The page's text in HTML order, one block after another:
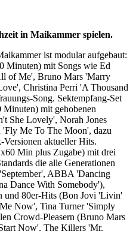
in Maikammer spielen.
ist modular aufgebaut:
Minuten) mit Songs wie Ed
of Me', Bruno Mars 'Marry
Christina Perri 'A Thousand
Song. Sektempfang-Set
mit gehobenen
She Lovely', Norah Jones
Me To The Moon', dazu
aktueller Hits.
Min plus Zugabe) mit drei
die alle Generationen
ABBA 'Dancing
Dance With Somebody'),
und 80er-Hits (Bon Jovi 'Livin'
Now', Tina Turner 'Simply
Crowd-Pleasern (Bruno Mars
Now', The Killers 'Mr.